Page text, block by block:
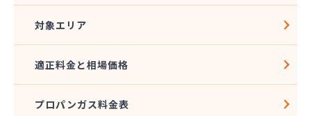
奥田米穀店
加藤燃料店
加藤豊昭
河村燃料店
角広ガス
対象エリア
適正料金と相場価格
プロパンガス料金表